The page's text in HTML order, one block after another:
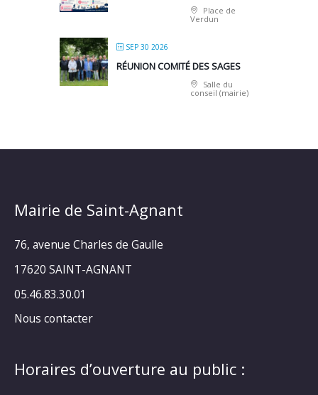
Place de
Verdun
SEP 30 2026
RÉUNION COMITÉ DES SAGES
Salle du
conseil (mairie)
Mairie de Saint-Agnant
76, avenue Charles de Gaulle
17620 SAINT-AGNANT
05.46.83.30.01
Nous contacter
Horaires d’ouverture au public :